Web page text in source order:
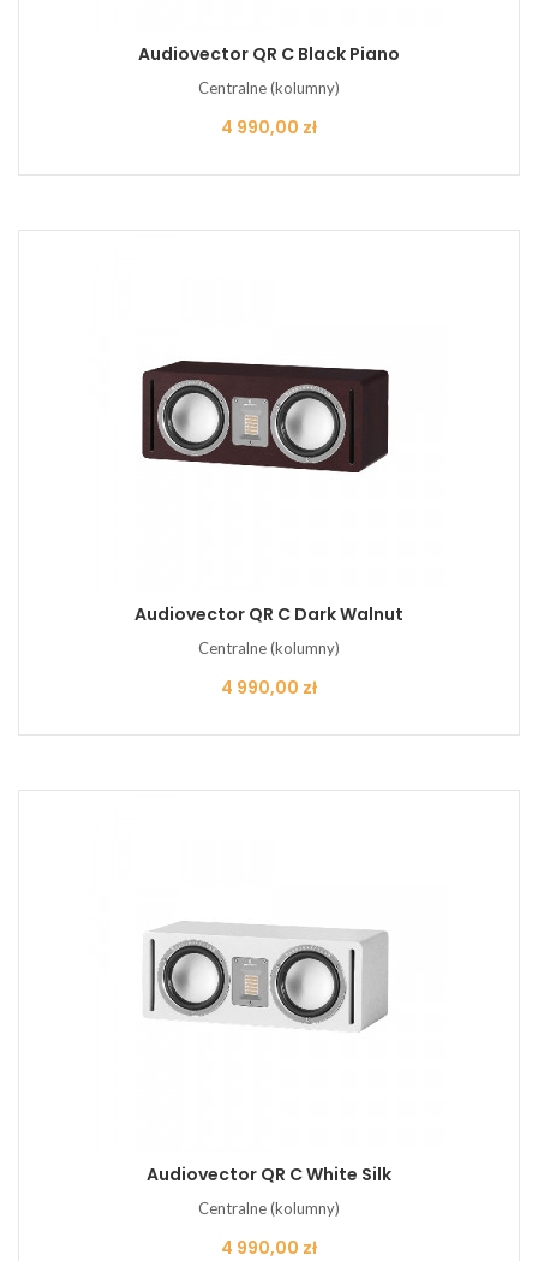
Audiovector QR C Black Piano
Centralne (kolumny)
Cena
4 990,00 zł
Audiovector QR C Dark Walnut
Centralne (kolumny)
Cena
4 990,00 zł
Audiovector QR C White Silk
Centralne (kolumny)
Cena
4 990,00 zł